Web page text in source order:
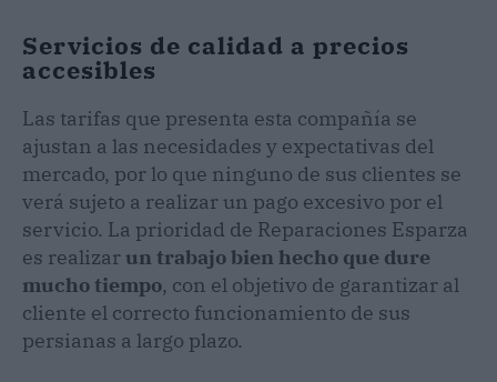
Servicios de calidad a precios
accesibles
Las tarifas que presenta esta compañía se
ajustan a las necesidades y expectativas del
mercado, por lo que ninguno de sus clientes se
verá sujeto a realizar un pago excesivo por el
servicio. La prioridad de Reparaciones Esparza
es realizarun trabajo bien hecho que dure
mucho tiempo, con el objetivo de garantizar al
cliente el correcto funcionamiento de sus
persianas a largo plazo.